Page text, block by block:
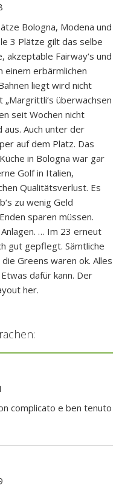
Bologna, Modena und
3 Plätze gilt das selbe
akzeptable Fairway‘s und
einem erbärmlichen
liegt wird nicht
überwachsen
seit Wochen nicht
Auch unter der
auf dem Platz. Das
in Bologna war gar
Golf in Italien,
Qualitätsverlust. Es
zu wenig Geld
sparen müssen.
… Im 23 erneut
gut gepflegt. Sämtliche
Greens waren ok. Alles
dafür kann. Der
her.
complicato e ben tenuto